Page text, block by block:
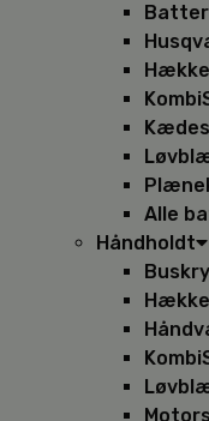
Alle
Håndholdt